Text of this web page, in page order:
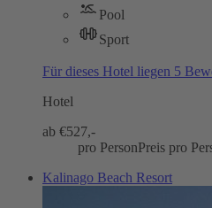
Pool
Sport
Für dieses Hotel liegen 5
Hotel
ab €527,-
pro PersonPreis pro
Kalinago Beach Resort